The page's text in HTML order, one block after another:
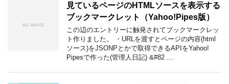
見ているページのHTMLソースを表示する
ブックマークレット（Yahoo!Pipes版）
この辺のエントリーに触発されてブックマークレッ
ト作りました。 ・URLを渡すとページの内容(html
ソース)をJSONPとかで取得できるAPIをYahoo!
Pipesで作った(管理人日記) &#82 …